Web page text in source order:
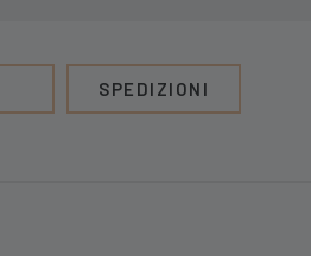
SPEDIZIONI